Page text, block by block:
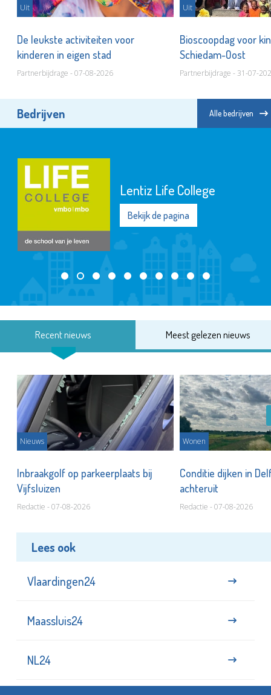
Uit
De leukste activiteiten voor
kinderen in eigen stad
Partnerbijdrage - 07-08-2026
Uit
Bioscoopdag voor
Schiedam-Oost
Partnerbijdrage - 31-07-
Bedrijven Alle bedrijven
Lentiz Life College
Bekijk de pagina
Recent nieuws Meest gelezen nieuws
Nieuws
Inbraakgolf op parkeerplaats bij
Vijfsluizen
Redactie - 07-08-2026
Wonen
Conditie dijken in
achteruit
Redactie - 07-08-2026
Lees ook
Vlaardingen24
Maassluis24
NL24